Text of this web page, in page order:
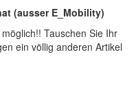
(ausser E_Mobility)
Tauschen Sie Ihr
ein völlig anderen Artikel